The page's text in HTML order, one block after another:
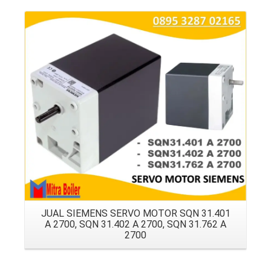
JUAL SIEMENS SERVO MOTOR SQN 31.401
A 2700, SQN 31.402 A 2700, SQN 31.762 A
2700